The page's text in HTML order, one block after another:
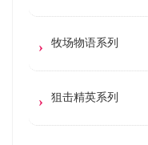
牧场物语系列
狙击精英系列